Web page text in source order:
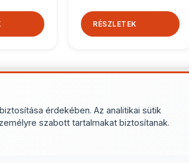
érdekében. Az analitikai sütik
szabott tartalmakat biztosítanak.
RÉSZLETEK
További